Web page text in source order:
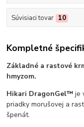
Súvisiaci tovar 10
Kompletné
Základné a rastové
hmyzom.
Hikari DragonGel™ je
priadky morušovej a
špenát.